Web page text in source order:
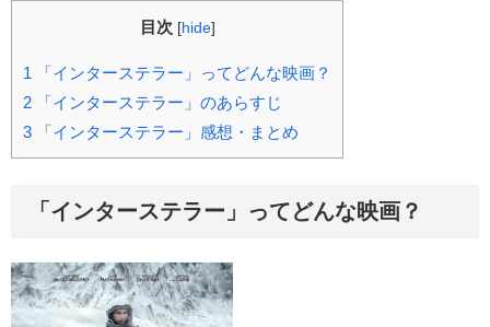
目次 [hide]
1 「インターステラー」ってどんな映画？
2 「インターステラー」のあらすじ
3 「インターステラー」感想・まとめ
「インターステラー」ってどんな映画？